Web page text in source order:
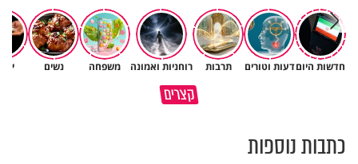
חדשות היוםדעות וטורים תרבות רוחניות ואמונה משפחה נשים
קצרים
באיזה ארץ לומדים יותר גמרא
כתבות נוספות